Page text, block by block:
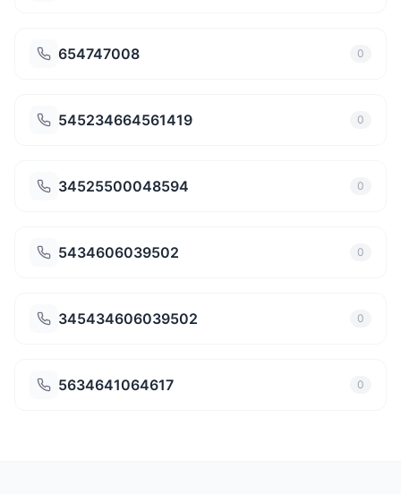
654747008 0
545234664561419 0
34525500048594 0
5434606039502 0
345434606039502 0
5634641064617 0